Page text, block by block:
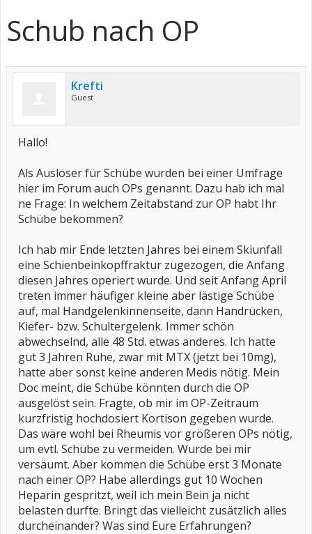
Schub nach OP
Krefti
Guest
Hallo!
Als Auslöser für Schübe wurden bei einer Umfrage
hier im Forum auch OPs genannt. Dazu hab ich mal
ne Frage: In welchem Zeitabstand zur OP habt Ihr
Schübe bekommen?
Ich hab mir Ende letzten Jahres bei einem Skiunfall
eine Schienbeinkopffraktur zugezogen, die Anfang
diesen Jahres operiert wurde. Und seit Anfang April
treten immer häufiger kleine aber lästige Schübe
auf, mal Handgelenkinnenseite, dann Handrücken,
Kiefer- bzw. Schultergelenk. Immer schön
abwechselnd, alle 48 Std. etwas anderes. Ich hatte
gut 3 Jahren Ruhe, zwar mit MTX (jetzt bei 10mg),
hatte aber sonst keine anderen Medis nötig. Mein
Doc meint, die Schübe könnten durch die OP
ausgelöst sein. Fragte, ob mir im OP-Zeitraum
kurzfristig hochdosiert Kortison gegeben wurde.
Das wäre wohl bei Rheumis vor größeren OPs nötig,
um evtl. Schübe zu vermeiden. Wurde bei mir
versäumt. Aber kommen die Schübe erst 3 Monate
nach einer OP? Habe allerdings gut 10 Wochen
Heparin gespritzt, weil ich mein Bein ja nicht
belasten durfte. Bringt das vielleicht zusätzlich alles
durcheinander? Was sind Eure Erfahrungen?